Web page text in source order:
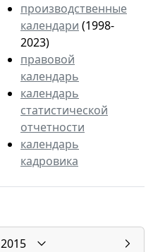
производственные
календари (1998-
2023)
правовой
календарь
календарь
статистической
отчетности
календарь
кадровика
2015